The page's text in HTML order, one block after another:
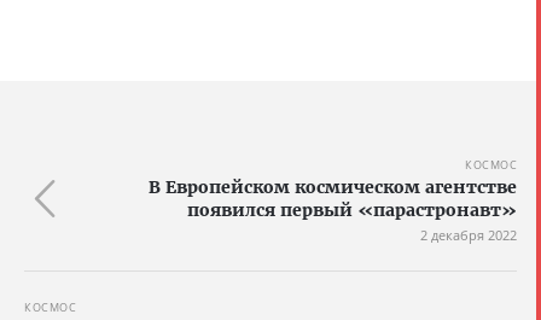
КОСМОС
В Европейском космическом агентстве
появился первый «парастронавт»
2 декабря 2022
КОСМОС